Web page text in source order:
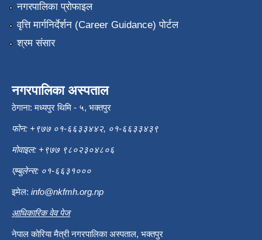
नगरपालिका प्रोफाइल
वृत्ति मार्गनिर्देर्शन (Career Guidance) पोर्टल
श्रम संसार
नगरपालिका अस्पताल
ठेगाना: मध्यपुर थिमि - ५, भक्तपुर
फोन: +९७७ ०१-६६३३४४२, ०१-६६३३४३९
मोवाइल: +९७७ ९८०२३०४८०६
एम्बुलेन्स: ०१-६६३१०००
इमेल: info@nkfmh.org.np
आधिकारिक वेव पेज
नेपाल कोरिया मैत्री नगरपालिका अस्पताल, भक्तपुर